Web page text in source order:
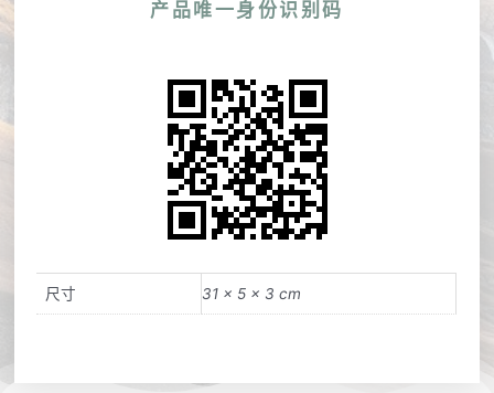
产品唯一身份识别码
尺寸 31 × 5 × 3 cm